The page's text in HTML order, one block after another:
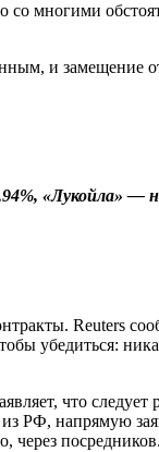
многими
и замещение
«Лукойла» —
Reuters
убедиться:
что
РФ, напрямую
через посредников.